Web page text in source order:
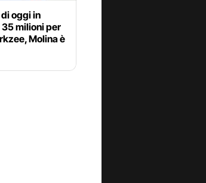
oggi in
milioni per
Molina è